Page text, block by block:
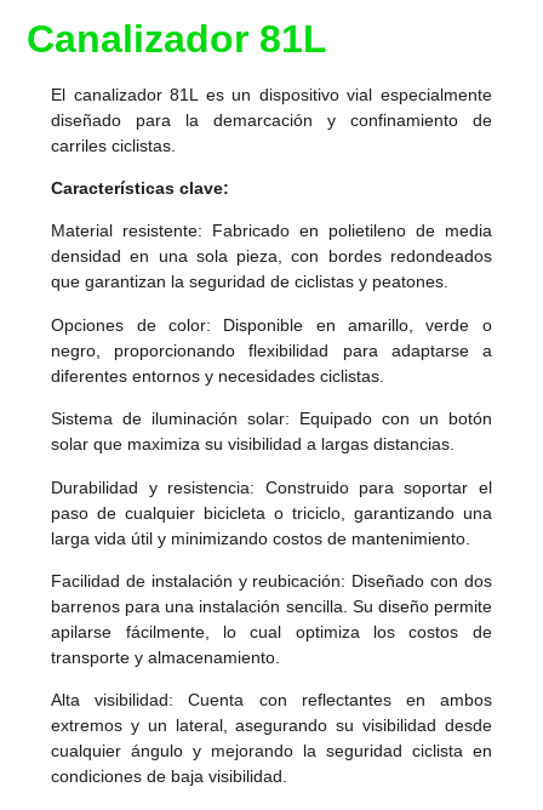
Canalizador 81L
El canalizador 81L es un dispositivo vial especialmente
diseñado para la demarcación y confinamiento de
carriles ciclistas.
Características clave:
Material resistente: Fabricado en polietileno de media
densidad en una sola pieza, con bordes redondeados
que garantizan la seguridad de ciclistas y peatones.
Opciones de color: Disponible en amarillo, verde o
negro, proporcionando flexibilidad para adaptarse a
diferentes entornos y necesidades ciclistas.
Sistema de iluminación solar: Equipado con un botón
solar que maximiza su visibilidad a largas distancias.
Durabilidad y resistencia: Construido para soportar el
paso de cualquier bicicleta o triciclo, garantizando una
larga vida útil y minimizando costos de mantenimiento.
Facilidad de instalación y reubicación: Diseñado con dos
barrenos para una instalación sencilla. Su diseño permite
apilarse fácilmente, lo cual optimiza los costos de
transporte y almacenamiento.
Alta visibilidad: Cuenta con reflectantes en ambos
extremos y un lateral, asegurando su visibilidad desde
cualquier ángulo y mejorando la seguridad ciclista en
condiciones de baja visibilidad.